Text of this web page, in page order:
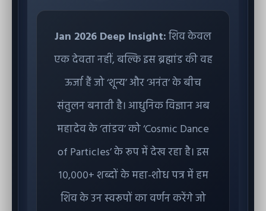
Jan 2026 Deep Insight:शिव केवल
एक देवता नहीं, बल्कि इस ब्रह्मांड की वह
ऊर्जा हैं जो ‘शून्य’ और ‘अनंत’ के बीच
संतुलन बनाती है। आधुनिक विज्ञान अब
महादेव के ‘तांडव’ को ‘Cosmic Dance
of Particles’ के रूप में देख रहा है। इस
१०,०००+ शब्दों के महा-शोध पत्र में हम
शिव के उन स्वरूपों का वर्णन करेंगे जो